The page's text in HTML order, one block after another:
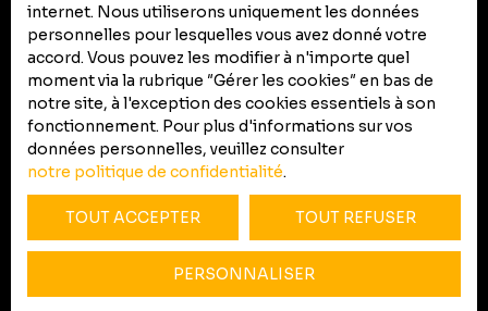
+33 5 67 76 62 50
105 route d'Albi
31200 Toulouse
internet. Nous utiliserons uniquement les données
personnelles pour lesquelles vous avez donné votre
accord. Vous pouvez les modifier à n'importe quel
moment via la rubrique ″Gérer les cookies″ en bas de
notre site, à l'exception des cookies essentiels à son
fonctionnement. Pour plus d'informations sur vos
données personnelles, veuillez consulter
notre politique de confidentialité.
TOUT ACCEPTER TOUT REFUSER
PERSONNALISER